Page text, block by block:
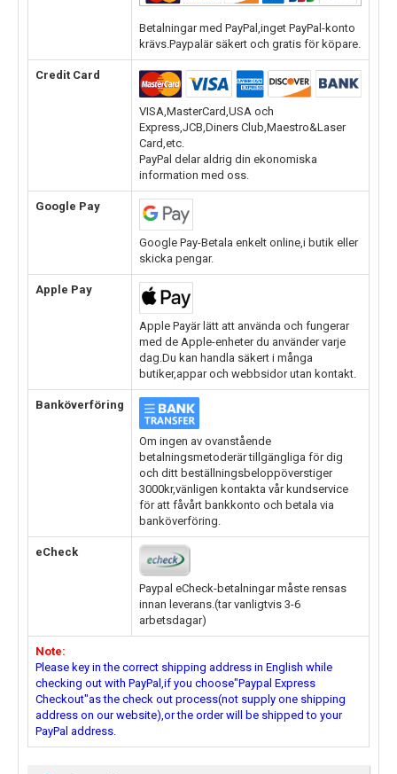
Betalningar med PayPal,inget PayPal-konto
krävs.Paypalär säkert och gratis för köpare.
Credit Card
VISA,MasterCard,USA och
Express,JCB,Diners Club,Maestro&Laser
Card,etc.
PayPal delar aldrig din ekonomiska
information med oss.
Google Pay
Google Pay-Betala enkelt online,i butik eller
skicka pengar.
Apple Pay
Apple Payär lätt att använda och fungerar
med de Apple-enheter du använder varje
dag.Du kan handla säkert i många
butiker,appar och webbsidor utan kontakt.
Banköverföring
Om ingen av ovanstående
betalningsmetoderär tillgängliga för dig
och ditt beställningsbeloppöverstiger
3000kr,vänligen kontakta vår kundservice
för att fåvårt bankkonto och betala via
banköverföring.
eCheck
Paypal eCheck-betalningar måste rensas
innan leverans.(tar vanligtvis 3-6
arbetsdagar)
Note:
Please key in the correct shipping address in English while
checking out with PayPal,if you choose"Paypal Express
Checkout"as the check out process(not supply one shipping
address on our website),or the order will be shipped to your
PayPal address.